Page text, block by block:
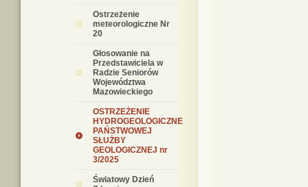
Ostrzeżenie
meteorologiczne Nr
20
Głosowanie na
Przedstawiciela w
Radzie Seniorów
Województwa
Mazowieckiego
OSTRZEŻENIE
HYDROGEOLOGICZNE
PAŃSTWOWEJ
SŁUŻBY
GEOLOGICZNEJ nr
3/2025
Światowy Dzień